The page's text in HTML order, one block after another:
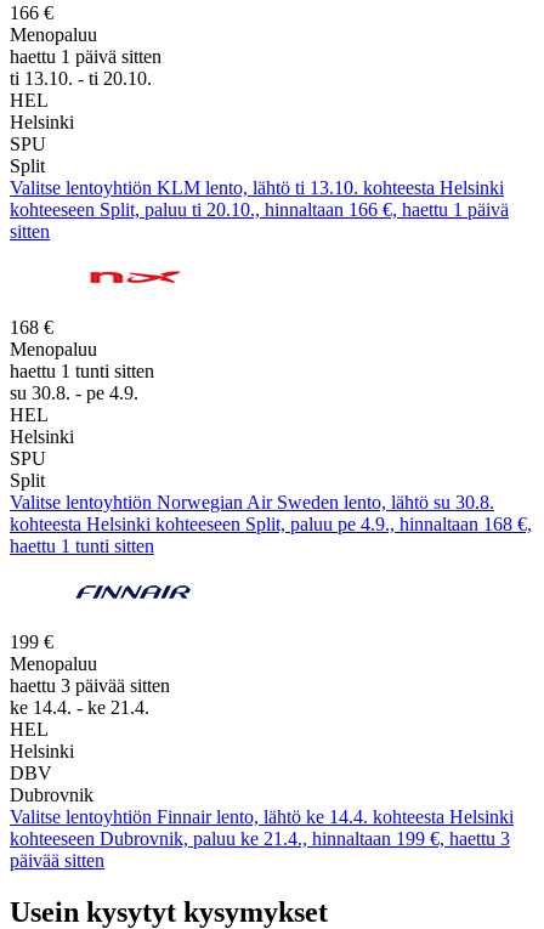
166 €
Menopaluu
haettu 1 päivä sitten
ti 13.10. - ti 20.10.
HEL
Helsinki
SPU
Split
Valitse lentoyhtiön KLM lento, lähtö ti 13.10. kohteesta Helsinki
kohteeseen Split, paluu ti 20.10., hinnaltaan 166 €, haettu 1 päivä
sitten
168 €
Menopaluu
haettu 1 tunti sitten
su 30.8. - pe 4.9.
HEL
Helsinki
SPU
Split
Valitse lentoyhtiön Norwegian Air Sweden lento, lähtö su 30.8.
kohteesta Helsinki kohteeseen Split, paluu pe 4.9., hinnaltaan 168 €,
haettu 1 tunti sitten
199 €
Menopaluu
haettu 3 päivää sitten
ke 14.4. - ke 21.4.
HEL
Helsinki
DBV
Dubrovnik
Valitse lentoyhtiön Finnair lento, lähtö ke 14.4. kohteesta Helsinki
kohteeseen Dubrovnik, paluu ke 21.4., hinnaltaan 199 €, haettu 3
päivää sitten
Usein kysytyt kysymykset